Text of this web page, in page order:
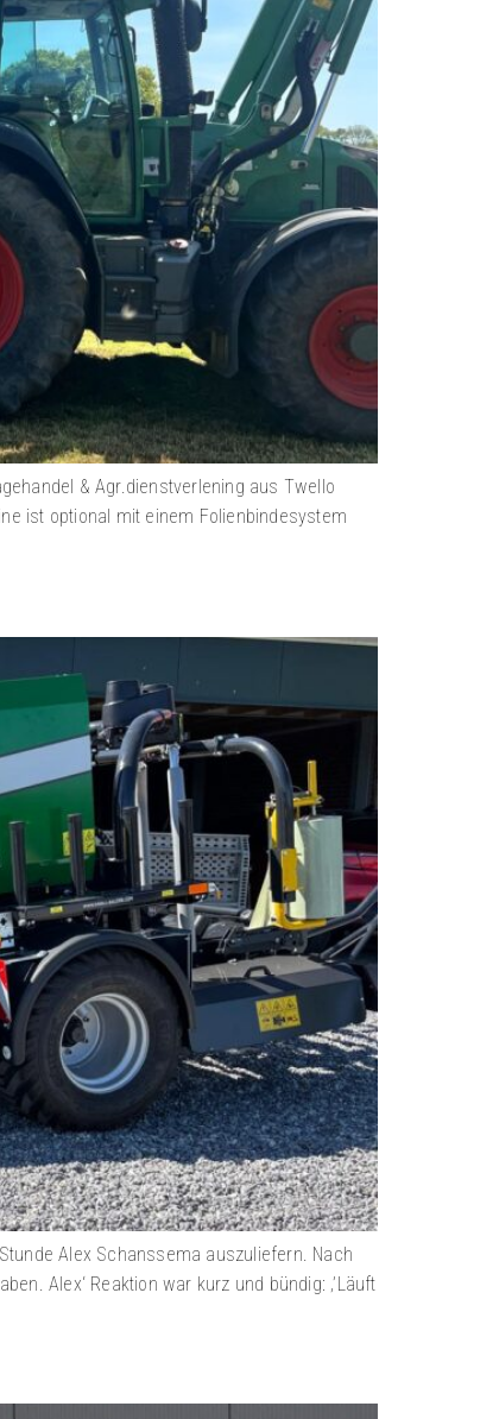
& Agr.dienstverlening aus Twello
ist optional mit einem Folienbindesystem
Alex Schanssema auszuliefern. Nach
Alex‘ Reaktion war kurz und bündig: ‚’Läuft